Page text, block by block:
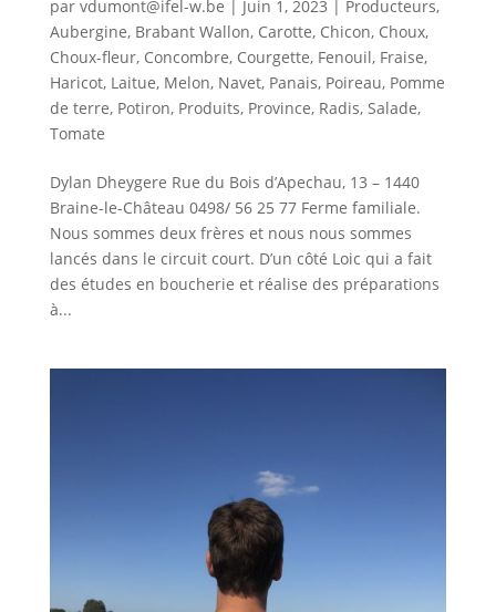
par vdumont@ifel-w.be | Juin 1, 2023 | Producteurs,
Aubergine, Brabant Wallon, Carotte, Chicon, Choux,
Choux-fleur, Concombre, Courgette, Fenouil, Fraise,
Haricot, Laitue, Melon, Navet, Panais, Poireau, Pomme
de terre, Potiron, Produits, Province, Radis, Salade,
Tomate
Dylan Dheygere Rue du Bois d’Apechau, 13 – 1440
Braine-le-Château 0498/ 56 25 77 Ferme familiale.
Nous sommes deux frères et nous nous sommes
lancés dans le circuit court. D’un côté Loic qui a fait
des études en boucherie et réalise des préparations
à...